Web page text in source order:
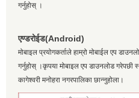
गर्नुहोस् ।
एण्डरोईड(Android)
मोबाइल प्रयोगकर्ताले हाम्रो मोबाईल एप
गर्नुहोस् ।कृपया मोबाइल एप डाउनलोड गरेपछी
कागेश्वरी मनोहरा नगरपालिका छान्नुहोला।